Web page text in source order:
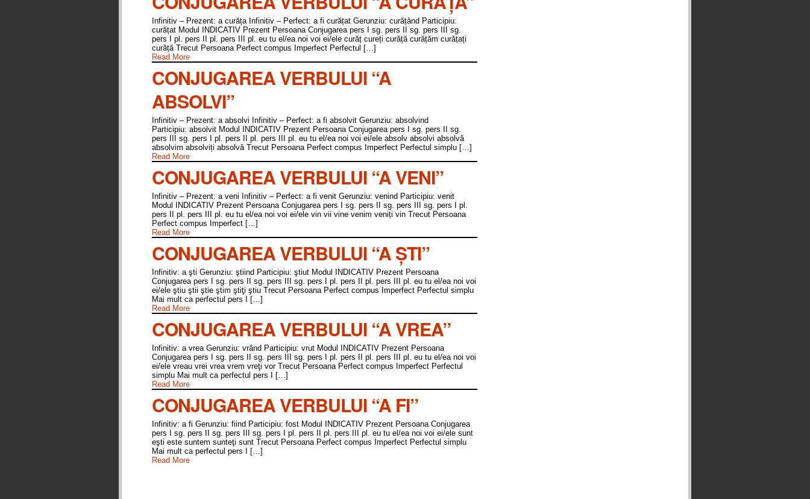
Infinitiv – Prezent: a curăța Infinitiv – Perfect: a fi curățat Gerunziu: curățând Participiu:
curățat Modul INDICATIV Prezent Persoana Conjugarea pers I sg. pers II sg. pers III sg.
pers I pl. pers II pl. pers III pl. eu tu el/ea noi voi ei/ele curăț cureți curăță curățăm curățați
curăță Trecut Persoana Perfect compus Imperfect Perfectul […]
Read More
CONJUGAREA VERBULUI “A
ABSOLVI”
Infinitiv – Prezent: a absolvi Infinitiv – Perfect: a fi absolvit Gerunziu: absolvind
Participiu: absolvit Modul INDICATIV Prezent Persoana Conjugarea pers I sg. pers II sg.
pers III sg. pers I pl. pers II pl. pers III pl. eu tu el/ea noi voi ei/ele absolv absolvi absolvă
absolvim absolviți absolvă Trecut Persoana Perfect compus Imperfect Perfectul simplu […]
Read More
CONJUGAREA VERBULUI “A VENI”
Infinitiv – Prezent: a veni Infinitiv – Perfect: a fi venit Gerunziu: venind Participiu: venit
Modul INDICATIV Prezent Persoana Conjugarea pers I sg. pers II sg. pers III sg. pers I pl.
pers II pl. pers III pl. eu tu el/ea noi voi ei/ele vin vii vine venim veniți vin Trecut Persoana
Perfect compus Imperfect […]
Read More
CONJUGAREA VERBULUI “A ȘTI”
Infinitiv: a şti Gerunziu: ştiind Participiu: ştiut Modul INDICATIV Prezent Persoana
Conjugarea pers I sg. pers II sg. pers III sg. pers I pl. pers II pl. pers III pl. eu tu el/ea noi voi
ei/ele ştiu ştii ştie ştim ştiţi ştiu Trecut Persoana Perfect compus Imperfect Perfectul simplu
Mai mult ca perfectul pers I […]
Read More
CONJUGAREA VERBULUI “A VREA”
Infinitiv: a vrea Gerunziu: vrând Participiu: vrut Modul INDICATIV Prezent Persoana
Conjugarea pers I sg. pers II sg. pers III sg. pers I pl. pers II pl. pers III pl. eu tu el/ea noi voi
ei/ele vreau vrei vrea vrem vreţi vor Trecut Persoana Perfect compus Imperfect Perfectul
simplu Mai mult ca perfectul pers I […]
Read More
CONJUGAREA VERBULUI “A FI”
Infinitiv: a fi Gerunziu: fiind Participiu: fost Modul INDICATIV Prezent Persoana Conjugarea
pers I sg. pers II sg. pers III sg. pers I pl. pers II pl. pers III pl. eu tu el/ea noi voi ei/ele sunt
eşti este suntem sunteţi sunt Trecut Persoana Perfect compus Imperfect Perfectul simplu
Mai mult ca perfectul pers I […]
Read More